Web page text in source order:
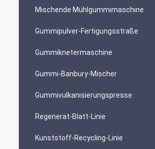
Mischende Mühlgummimaschine
Gummipulver-Fertigungsstraße
Gummiknetermaschine
Gummi-Banbury-Mischer
Gummivulkanisierungspresse
Regenerat-Blatt-Linie
Kunststoff-Recycling-Linie